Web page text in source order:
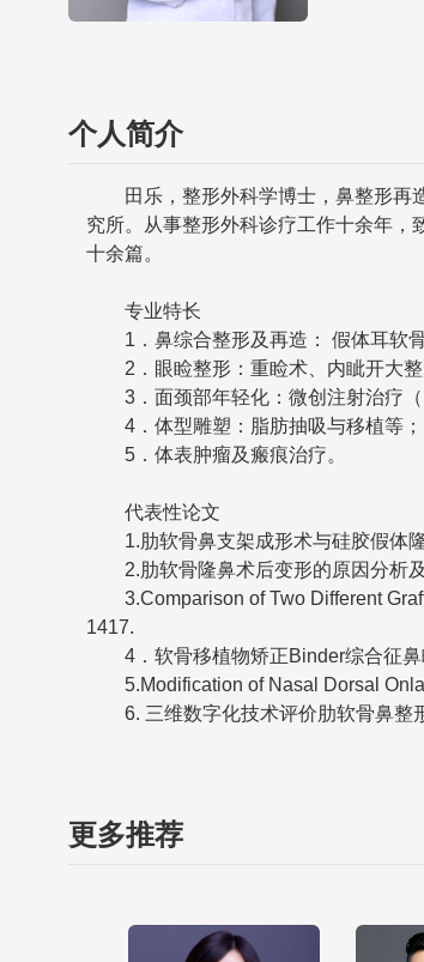
个人简介
田乐，整形外科学博士，鼻整形再造
究所。从事整形外科诊疗工作十余年，
十余篇。
专业特长
1．鼻综合整形及再造： 假体耳软骨
2．眼睑整形：重睑术、内眦开大整
3．面颈部年轻化：微创注射治疗（
4．体型雕塑：脂肪抽吸与移植等；
5．体表肿瘤及瘢痕治疗。
代表性论文
1.肋软骨鼻支架成形术与硅胶假体隆
2.肋软骨隆鼻术后变形的原因分析及
3.Comparison of Two Different
1417.
4．软骨移植物矫正Binder综合征鼻
5.Modification of Nasal Dorsal Onlay
6. 三维数字化技术评价肋软骨鼻整形
更多推荐